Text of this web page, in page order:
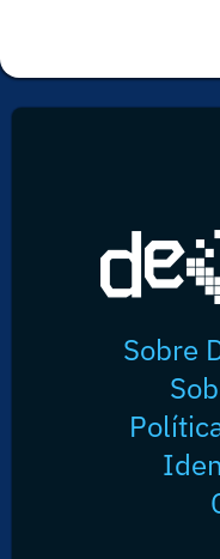
Sobre